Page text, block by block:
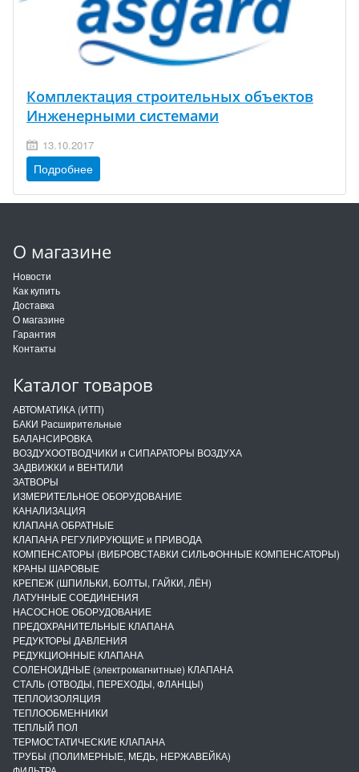
Комплектация строительных объектов
Инженерными системами
13.10.2017
Подробнее
О магазине
Новости
Как купить
Доставка
О магазине
Гарантия
Контакты
Каталог товаров
АВТОМАТИКА (ИТП)
БАКИ Расширительные
БАЛАНСИРОВКА
ВОЗДУХООТВОДЧИКИ и СИПАРАТОРЫ ВОЗДУХА
ЗАДВИЖКИ и ВЕНТИЛИ
ЗАТВОРЫ
ИЗМЕРИТЕЛЬНОЕ ОБОРУДОВАНИЕ
КАНАЛИЗАЦИЯ
КЛАПАНА ОБРАТНЫЕ
КЛАПАНА РЕГУЛИРУЮЩИЕ и ПРИВОДА
КОМПЕНСАТОРЫ (ВИБРОВСТАВКИ СИЛЬФОННЫЕ КОМПЕНСАТОРЫ)
КРАНЫ ШАРОВЫЕ
КРЕПЕЖ (ШПИЛЬКИ, БОЛТЫ, ГАЙКИ, ЛЁН)
ЛАТУННЫЕ СОЕДИНЕНИЯ
НАСОСНОЕ ОБОРУДОВАНИЕ
ПРЕДОХРАНИТЕЛЬНЫЕ КЛАПАНА
РЕДУКТОРЫ ДАВЛЕНИЯ
РЕДУКЦИОННЫЕ КЛАПАНА
СОЛЕНОИДНЫЕ (электромагнитные) КЛАПАНА
СТАЛЬ (ОТВОДЫ, ПЕРЕХОДЫ, ФЛАНЦЫ)
ТЕПЛОИЗОЛЯЦИЯ
ТЕПЛООБМЕННИКИ
ТЕПЛЫЙ ПОЛ
ТЕРМОСТАТИЧЕСКИЕ КЛАПАНА
ТРУБЫ (ПОЛИМЕРНЫЕ, МЕДЬ, НЕРЖАВЕЙКА)